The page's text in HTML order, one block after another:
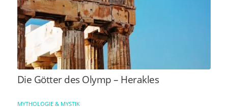
Die Götter des Olymp – Herakles
MYTHOLOGIE & MYSTIK